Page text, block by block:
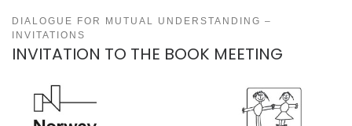
DIALOGUE FOR MUTUAL UNDERSTANDING –
INVITATIONS
INVITATION TO THE BOOK MEETING